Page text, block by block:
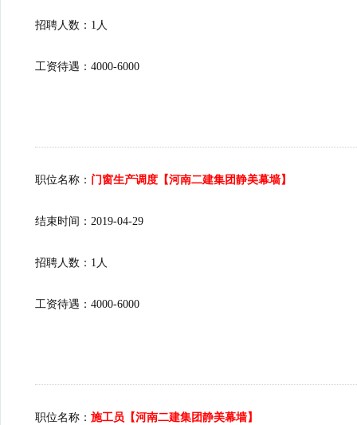
招聘人数：1人
工资待遇：4000-6000
职位名称： 门窗生产调度【河南二建集团静美幕墙】
结束时间：2019-04-29
招聘人数：1人
工资待遇：4000-6000
职位名称： 施工员【河南二建集团静美幕墙】